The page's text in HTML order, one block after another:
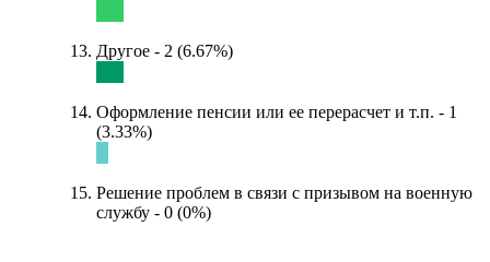
Другое - 2 (6.67%)
Оформление пенсии или ее перерасчет и т.п. - 1
(3.33%)
Решение проблем в связи с призывом на военную
службу - 0 (0%)